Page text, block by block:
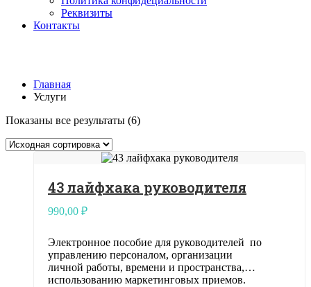
Реквизиты
Контакты
Главная
Услуги
Показаны все результаты (6)
43 лайфхака руководителя
990,00 ₽
Электронное пособие для руководителей по
управлению персоналом, организации
личной работы, времени и пространства,
использованию маркетинговых приемов.